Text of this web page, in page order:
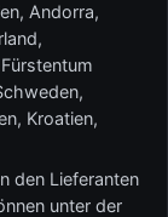
Andorra,
Kroatien,
den Lieferanten
unter der